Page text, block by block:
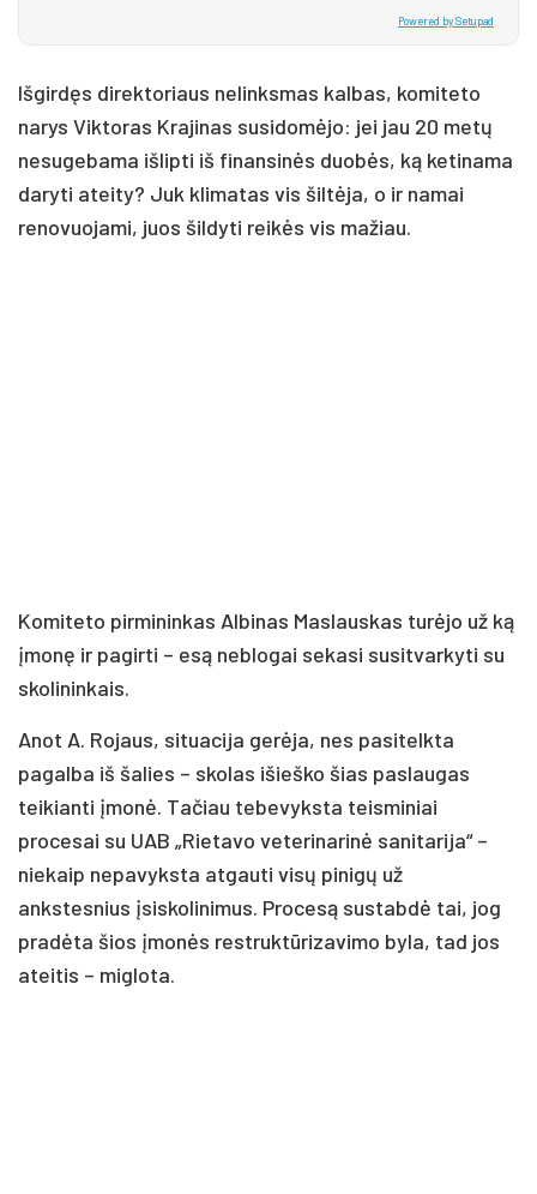
Powered by Setupad
Išgirdęs direktoriaus nelinksmas kalbas, komiteto
narys Viktoras Krajinas susidomėjo: jei jau 20 metų
nesugebama išlipti iš finansinės duobės, ką ketinama
daryti ateity? Juk klimatas vis šiltėja, o ir namai
renovuojami, juos šildyti reikės vis mažiau.
Komiteto pirmininkas Albinas Maslauskas turėjo už ką
įmonę ir pagirti – esą neblogai sekasi susitvarkyti su
skolininkais.
Anot A. Rojaus, situacija gerėja, nes pasitelkta
pagalba iš šalies – skolas išieško šias paslaugas
teikianti įmonė. Tačiau tebevyksta teisminiai
procesai su UAB „Rietavo veterinarinė sanitarija“ –
niekaip nepavyksta atgauti visų pinigų už
ankstesnius įsiskolinimus. Procesą sustabdė tai, jog
pradėta šios įmonės restruktūrizavimo byla, tad jos
ateitis – miglota.